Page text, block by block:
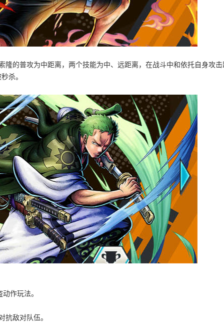
的普攻为中距离，两个技能为中、远距离，在战斗中和依托自身攻击
杀。
作玩法。
抗敌对队伍。